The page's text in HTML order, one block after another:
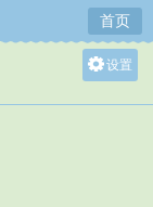
首页
设置